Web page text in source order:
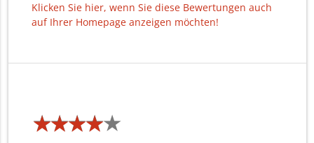
Klicken Sie hier, wenn Sie diese Bewertungen auch
auf Ihrer Homepage anzeigen möchten!
★★★★★
★★★★★